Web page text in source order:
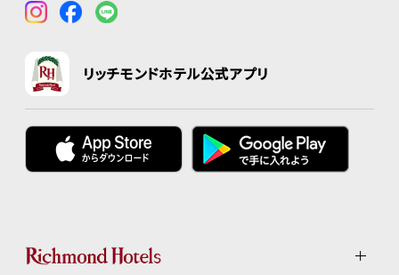
リッチモンドホテル公式アプリ